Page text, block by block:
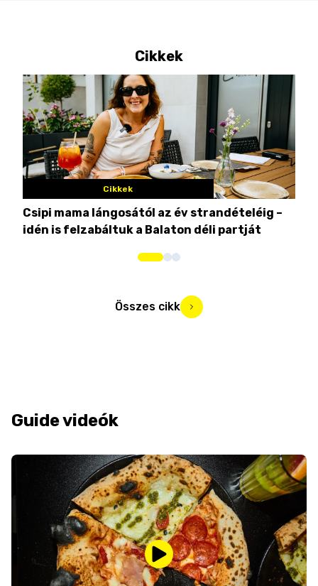
Cikkek
Cikkek
Csipi mama lángosától az év strandételéig –
idén is felzabáltuk a Balaton déli partját
Összes cikk
Guide videók